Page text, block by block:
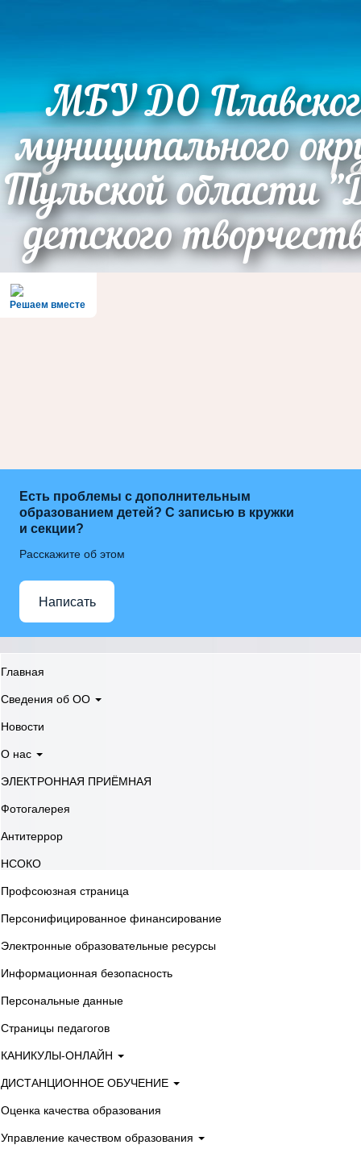
МБУ ДО
муниципального
Тульской области
детского
Решаем вместе
Есть проблемы с дополнительным
образованием детей? С записью в кружки
и секции?
Расскажите об этом
Написать
Главная
Сведения об ОО
Новости
О нас
ЭЛЕКТРОННАЯ ПРИЁМНАЯ
Фотогалерея
Антитеррор
НСОКО
Профсоюзная страница
Персонифицированное финансирование
Электронные образовательные ресурсы
Информационная безопасность
Персональные данные
Страницы педагогов
КАНИКУЛЫ-ОНЛАЙН
ДИСТАНЦИОННОЕ ОБУЧЕНИЕ
Оценка качества образования
Управление качеством образования